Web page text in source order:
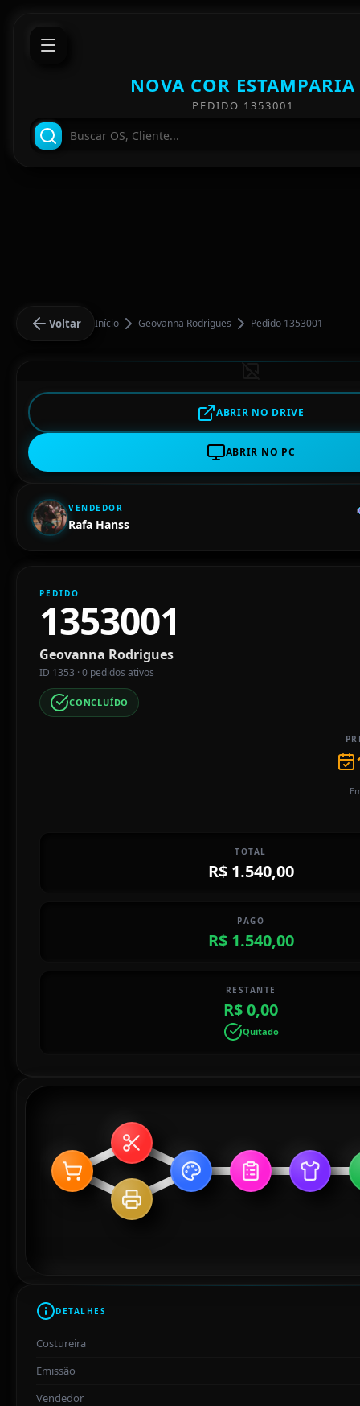
NOVA COR ESTAMPARIA
PEDIDO 1353001
Voltar Início Geovanna Rodrigues Pedido 1353001
ABRIR NO DRIVE
ABRIR NO PC
VENDEDOR
Rafa Hanss
PEDIDO
1353001
Geovanna Rodrigues
ID 1353 · 0 pedidos ativos
CONCLUÍDO
TOTAL
R$ 1.540,00
PAGO
R$ 1.540,00
RESTANTE
R$ 0,00
Quitado
DETALHES
Costureira
Emissão
Vendedor